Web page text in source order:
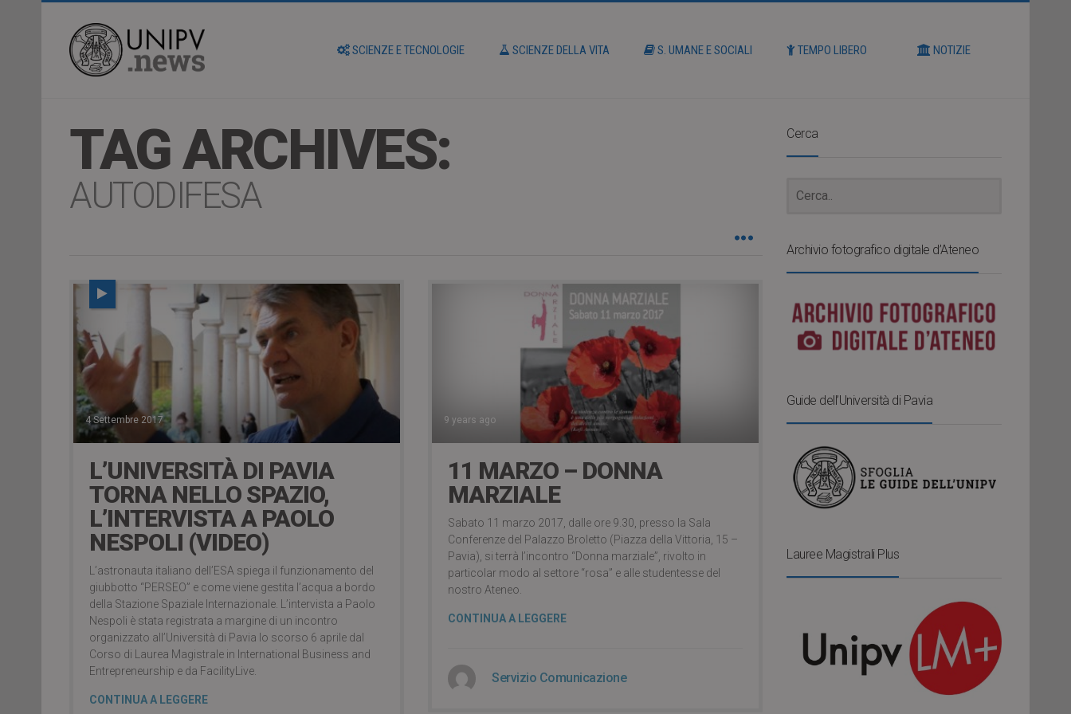
SCIENZE E TECNOLOGIE SCIENZE DELLA VITA S. UMANE E SOCIALI TEMPO LIBERO NOTIZIE
TAG ARCHIVES:
AUTODIFESA
4 Settembre 2017
L’UNIVERSITÀ DI PAVIA
TORNA NELLO SPAZIO,
L’INTERVISTA A PAOLO
NESPOLI (VIDEO)
L’astronauta italiano dell’ESA spiega il funzionamento del
giubbotto “PERSEO” e come viene gestita l’acqua a bordo
della Stazione Spaziale Internazionale. L’intervista a Paolo
Nespoli è stata registrata a margine di un incontro
organizzato all’Università di Pavia lo scorso 6 aprile dal
Corso di Laurea Magistrale in International Business and
Entrepreneurship e da FacilityLive.
CONTINUA A LEGGERE
9 years ago
11 MARZO – DONNA
MARZIALE
Sabato 11 marzo 2017, dalle ore 9.30, presso la Sala
Conferenze del Palazzo Broletto (Piazza della Vittoria, 15 –
Pavia), si terrà l’incontro “Donna marziale”, rivolto in
particolar modo al settore “rosa” e alle studentesse del
nostro Ateneo.
CONTINUA A LEGGERE
Servizio Comunicazione
Cerca
Archivio fotografico digitale d’Ateneo
Guide dell’Università di Pavia
Lauree Magistrali Plus